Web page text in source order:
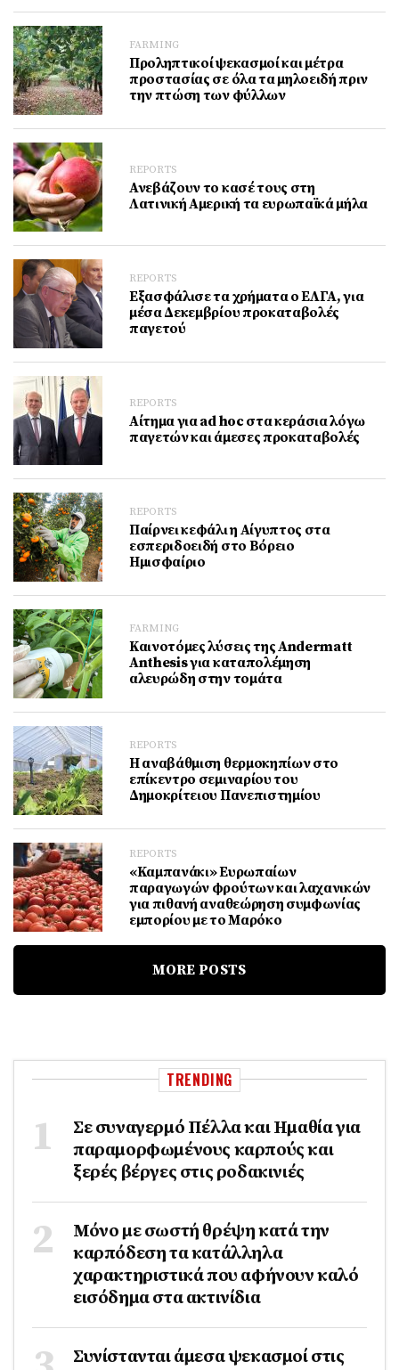
FARMING
Προληπτικοί ψεκασμοί και μέτρα
προστασίας σε όλα τα μηλοειδή πριν
την πτώση των φύλλων
REPORTS
Ανεβάζουν το κασέ τους στη
Λατινική Αμερική τα ευρωπαϊκά μήλα
REPORTS
Εξασφάλισε τα χρήματα ο ΕΛΓΑ, για
μέσα Δεκεμβρίου προκαταβολές
παγετού
REPORTS
Αίτημα για ad hoc στα κεράσια λόγω
παγετών και άμεσες προκαταβολές
REPORTS
Παίρνει κεφάλι η Αίγυπτος στα
εσπεριδοειδή στο Βόρειο
Ημισφαίριο
FARMING
Καινοτόμες λύσεις της Andermatt
Anthesis για καταπολέμηση
αλευρώδη στην τομάτα
REPORTS
Η αναβάθμιση θερμοκηπίων στο
επίκεντρο σεμιναρίου του
Δημοκρίτειου Πανεπιστημίου
REPORTS
«Καμπανάκι» Ευρωπαίων
παραγωγών φρούτων και λαχανικών
για πιθανή αναθεώρηση συμφωνίας
εμπορίου με το Μαρόκο
MORE POSTS
TRENDING
Σε συναγερμό Πέλλα και Ημαθία για
παραμορφωμένους καρπούς και
ξερές βέργες στις ροδακινιές
Μόνο με σωστή θρέψη κατά την
καρπόδεση τα κατάλληλα
χαρακτηριστικά που αφήνουν καλό
εισόδημα στα ακτινίδια
Συνίστανται άμεσα ψεκασμοί στις